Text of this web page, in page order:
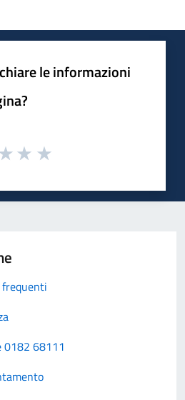
le informazioni
frequenti
0182 68111